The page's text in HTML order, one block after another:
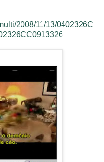
2008/11/13/0402326C